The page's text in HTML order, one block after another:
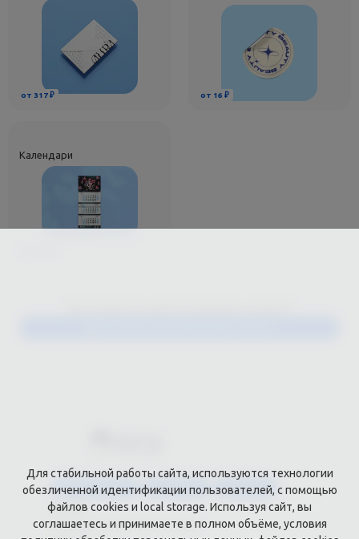
от 317 ₽ от 16 ₽
Календари
Каталог услуг Сувениры Магазин
О нас
Примеры выполненных работ
Для стабильной работы сайта, используются технологии
обезличенной идентификации пользователей, с помощью
файлов cookies и local storage. Используя сайт, вы
соглашаетесь и принимаете в полном объёме, условия